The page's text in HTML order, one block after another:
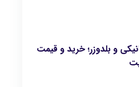
و بلدوزر؛ خرید و قیمت